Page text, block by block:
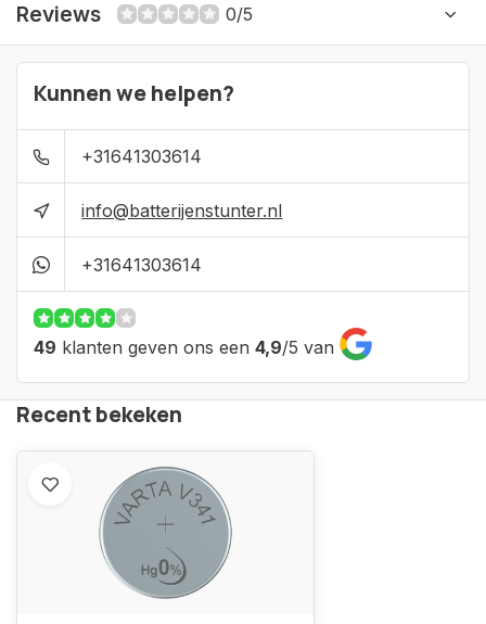
Reviews 0/5
Kunnen we helpen?
+31641303614
info@batterijenstunter.nl
+31641303614
49 klanten geven ons een 4,9/5 van
Recent bekeken